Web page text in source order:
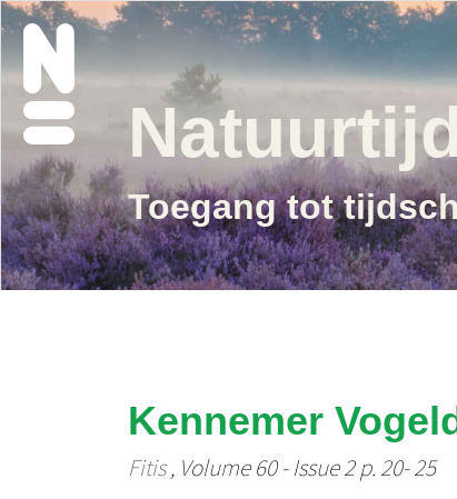
Toegang tot
Kennemer
Fitis, Volume 60 - Issue 2 p. 20- 25